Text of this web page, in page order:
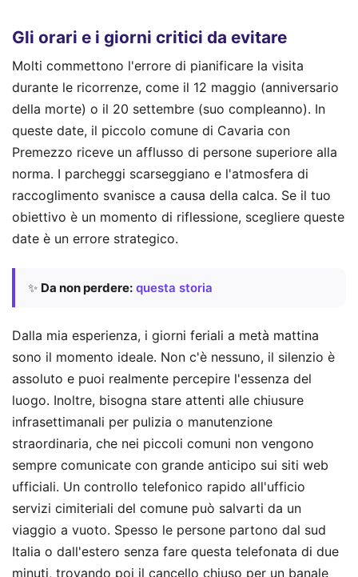
Gli orari e i giorni critici da evitare
Molti commettono l'errore di pianificare la visita
durante le ricorrenze, come il 12 maggio (anniversario
della morte) o il 20 settembre (suo compleanno). In
queste date, il piccolo comune di Cavaria con
Premezzo riceve un afflusso di persone superiore alla
norma. I parcheggi scarseggiano e l'atmosfera di
raccoglimento svanisce a causa della calca. Se il tuo
obiettivo è un momento di riflessione, scegliere queste
date è un errore strategico.
✨ Da non perdere: questa storia
Dalla mia esperienza, i giorni feriali a metà mattina
sono il momento ideale. Non c'è nessuno, il silenzio è
assoluto e puoi realmente percepire l'essenza del
luogo. Inoltre, bisogna stare attenti alle chiusure
infrasettimanali per pulizia o manutenzione
straordinaria, che nei piccoli comuni non vengono
sempre comunicate con grande anticipo sui siti web
ufficiali. Un controllo telefonico rapido all'ufficio
servizi cimiteriali del comune può salvarti da un
viaggio a vuoto. Spesso le persone partono dal sud
Italia o dall'estero senza fare questa telefonata di due
minuti, trovando poi il cancello chiuso per un banale